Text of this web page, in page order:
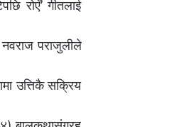
रोएँ’ गीतलाई
नवराज पराजुलीले
उत्तिकै सक्रिय